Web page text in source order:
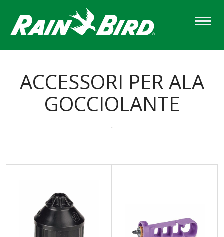
main
content
ACCESSORI PER ALA
GOCCIOLANTE
.